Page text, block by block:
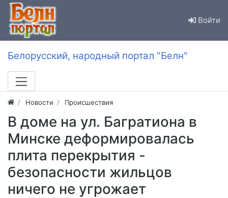
Войти
Белорусский, народный портал "Белн"
Новости Происшествия
В доме на ул. Багратиона в
Минске деформировалась
плита перекрытия -
безопасности жильцов
ничего не угрожает